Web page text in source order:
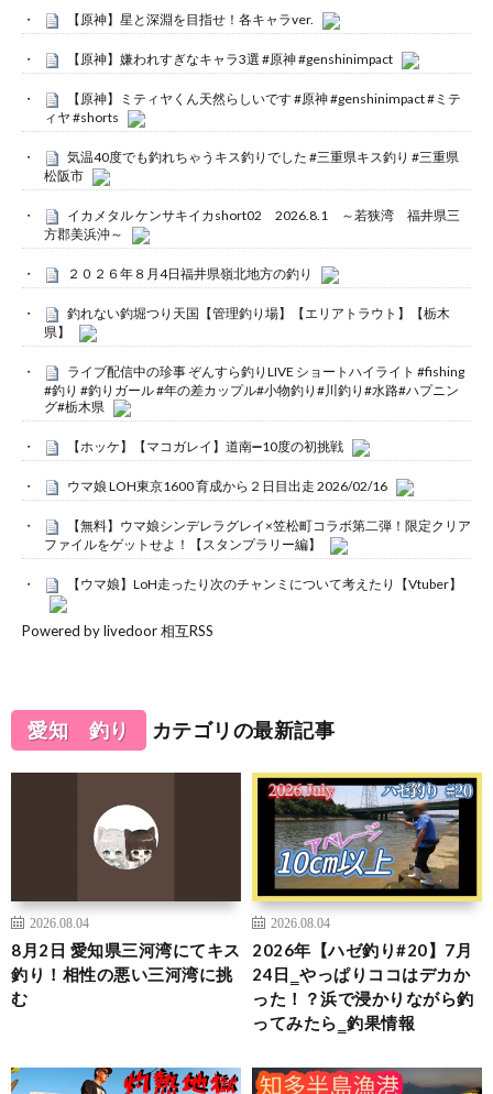
【原神】星と深淵を目指せ！各キャラver.
【原神】嫌われすぎなキャラ3選 #原神 #genshinimpact
【原神】ミティヤくん天然らしいです #原神 #genshinimpact #ミテ
ィヤ #shorts
気温40度でも釣れちゃうキス釣りでした #三重県キス釣り #三重県
松阪市
イカメタル ケンサキイカshort02 2026.8.1 ～若狭湾 福井県三
方郡美浜沖～
２０２６年８月4日福井県嶺北地方の釣り
釣れない釣堀つり天国【管理釣り場】【エリアトラウト】【栃木
県】
ライブ配信中の珍事 ぞんすら釣りLIVE ショートハイライト #fishing
#釣り #釣りガール #年の差カップル#小物釣り#川釣り#水路#ハプニン
グ#栃木県
【ホッケ】【マコガレイ】道南➖10度の初挑戦
ウマ娘 LOH東京1600 育成から２日目出走 2026/02/16
【無料】ウマ娘シンデレラグレイ×笠松町コラボ第二弾！限定クリア
ファイルをゲットせよ！【スタンプラリー編】
【ウマ娘】LoH走ったり次のチャンミについて考えたり【Vtuber】
Powered by livedoor 相互RSS
愛知 釣り カテゴリの最新記事
2026.08.04
8月2日 愛知県三河湾にてキス
釣り！相性の悪い三河湾に挑
む
2026.08.04
2026年【ハゼ釣り#20】7月
24日‗やっぱりココはデカか
った！？浜で浸かりながら釣
ってみたら‗釣果情報